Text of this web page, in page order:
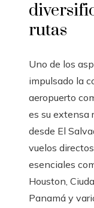
rutas
Uno de los
impulsado la
aeropuerto
es su extensa
desde El
vuelos
esenciales
Houston,
Panamá y